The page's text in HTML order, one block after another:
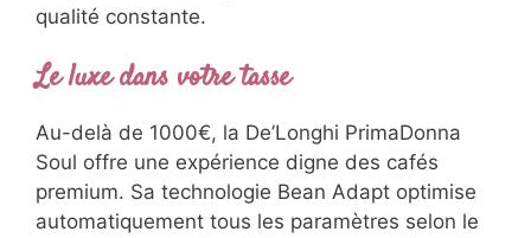
qualité constante.
Le luxe dans votre tasse
Au-delà de 1000€, la De’Longhi PrimaDonna
Soul offre une expérience digne des cafés
premium. Sa technologie Bean Adapt optimise
automatiquement tous les paramètres selon le